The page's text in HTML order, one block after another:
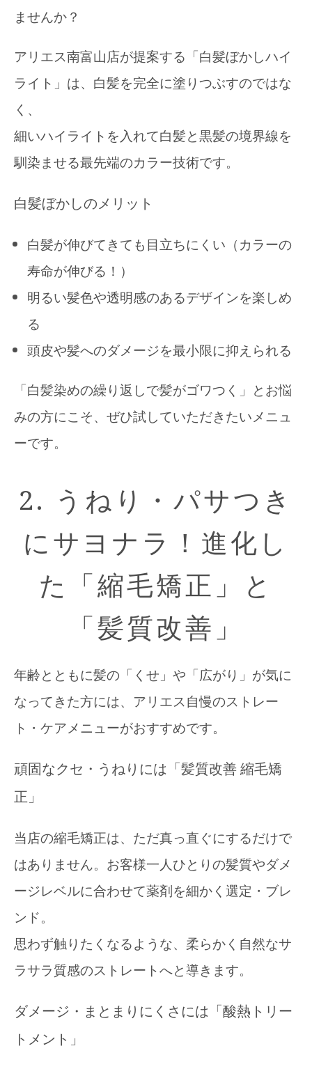
ませんか？
アリエス南富山店が提案する「白髪ぼかしハイ
ライト」は、白髪を完全に塗りつぶすのではな
く、
細いハイライトを入れて白髪と黒髪の境界線を
馴染ませる最先端のカラー技術です。
白髪ぼかしのメリット
白髪が伸びてきても目立ちにくい（カラーの
寿命が伸びる！）
明るい髪色や透明感のあるデザインを楽しめ
る
頭皮や髪へのダメージを最小限に抑えられる
「白髪染めの繰り返しで髪がゴワつく」とお悩
みの方にこそ、ぜひ試していただきたいメニュ
ーです。
2. うねり・パサつき
にサヨナラ！進化し
た「縮毛矯正」と
「髪質改善」
年齢とともに髪の「くせ」や「広がり」が気に
なってきた方には、アリエス自慢のストレー
ト・ケアメニューがおすすめです。
頑固なクセ・うねりには「髪質改善 縮毛矯
正」
当店の縮毛矯正は、ただ真っ直ぐにするだけで
はありません。お客様一人ひとりの髪質やダメ
ージレベルに合わせて薬剤を細かく選定・ブレ
ンド。
思わず触りたくなるような、柔らかく自然なサ
ラサラ質感のストレートへと導きます。
ダメージ・まとまりにくさには「酸熱トリー
トメント」